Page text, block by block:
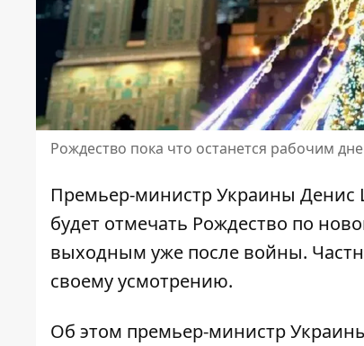
Рождество пока что останется рабочим
Премьер-министр Украины Денис
будет отмечать Рождество по
выходным уже после войны.
своему усмотрению.
Об этом премьер-министр